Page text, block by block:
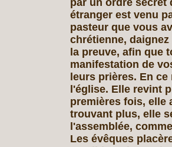
par un ordre secret
étranger est venu
pasteur que vous
chrétienne,
la preuve, afin que
manifestation de
leurs prières. En
l'église. Elle revint
premières fois, elle
trouvant plus, elle
l'assemblée,
Les évêques